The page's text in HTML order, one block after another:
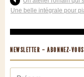
Une belle intégrale pour
NEWSLETTER – ABONNEZ-